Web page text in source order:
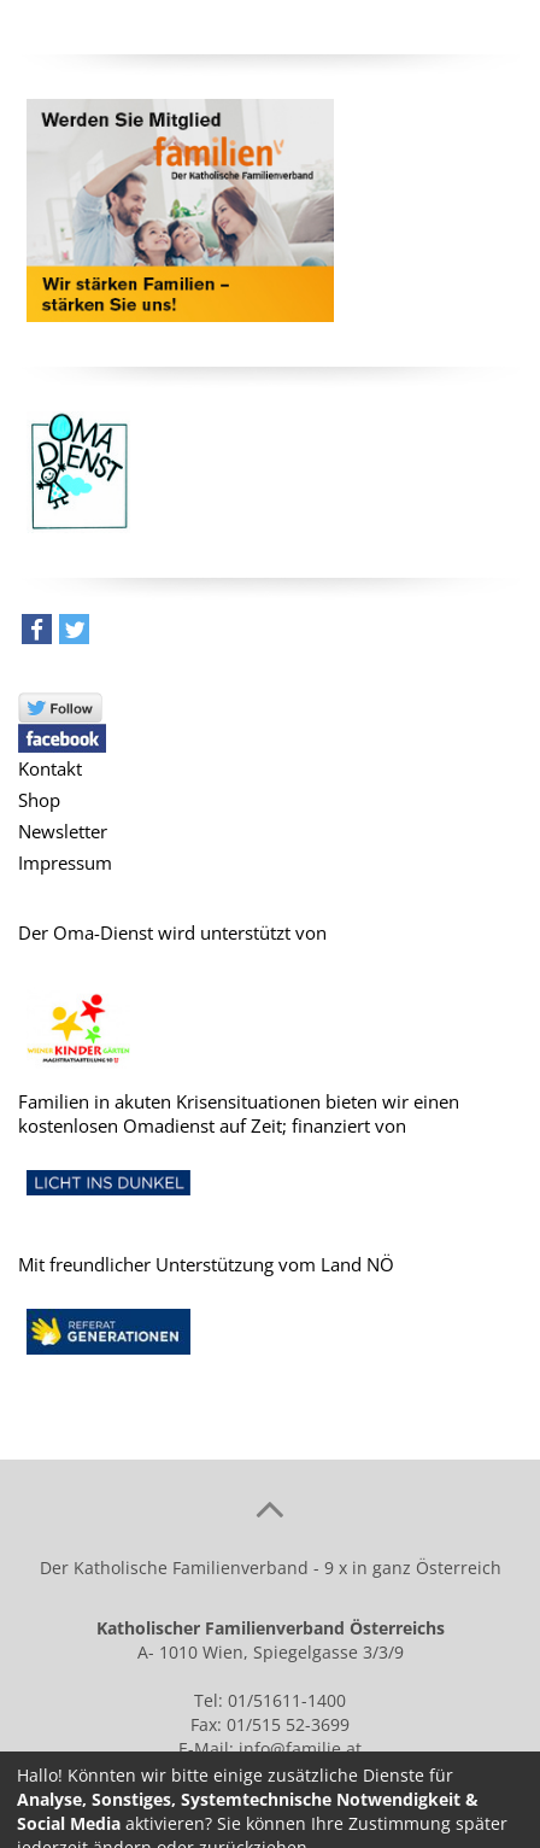
Kontakt
Shop
Newsletter
Impressum
Der Oma-Dienst wird unterstützt von
Familien in akuten Krisensituationen bieten wir einen
kostenlosen Omadienst auf Zeit; finanziert von
Mit freundlicher Unterstützung vom Land NÖ
Der Katholische Familienverband - 9 x in ganz Österreich
Katholischer Familienverband Österreichs
A- 1010 Wien, Spiegelgasse 3/3/9
Tel: 01/51611-1400
Fax: 01/515 52-3699
E-Mail:info@familie.at
Hallo! Könnten wir bitte einige zusätzliche Dienste für
Analyse, Sonstiges, Systemtechnische Notwendigkeit &
Social Media aktivieren? Sie können Ihre Zustimmung später